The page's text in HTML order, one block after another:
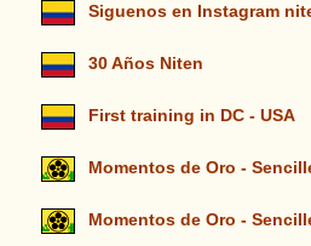
Siguenos en Instagram
30 Años Niten
First training in DC - USA
Momentos de Oro -
Momentos de Oro -